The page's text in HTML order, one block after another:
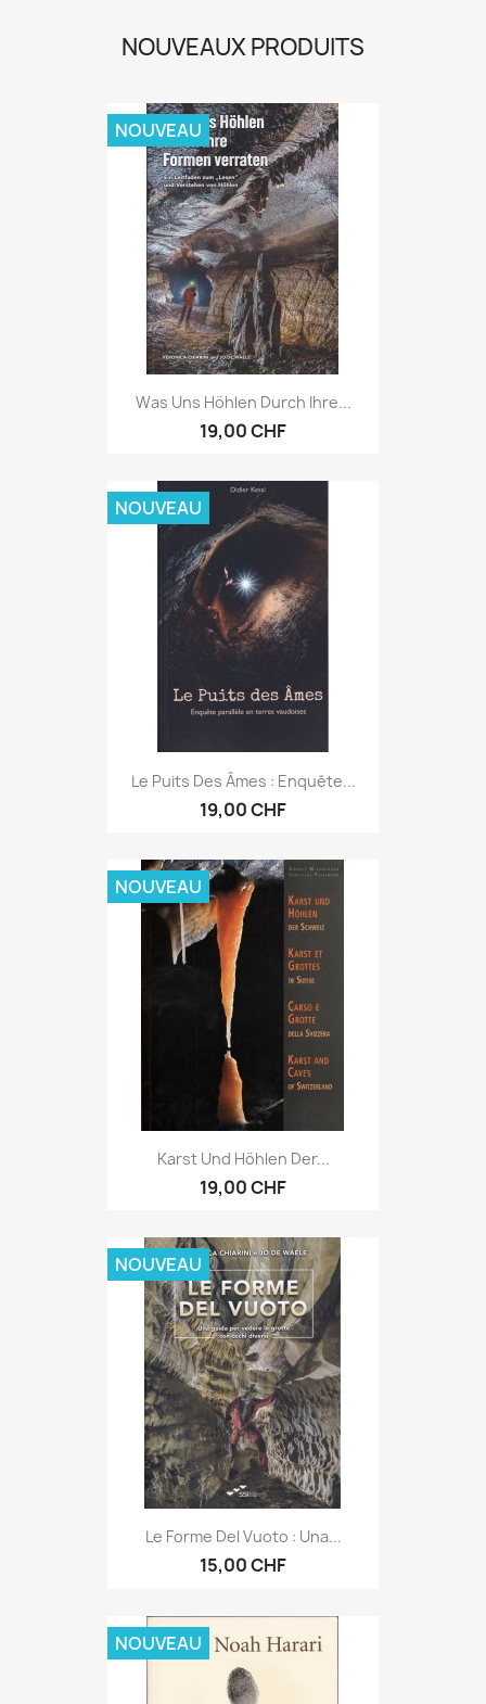
NOUVEAUX PRODUITS
Was Uns Höhlen Durch Ihre...
19,00 CHF
NOUVEAU
Le Puits Des Âmes : Enquête...
19,00 CHF
NOUVEAU
Karst Und Höhlen Der...
19,00 CHF
NOUVEAU
Le Forme Del Vuoto : Una...
15,00 CHF
NOUVEAU
NOUVEAU